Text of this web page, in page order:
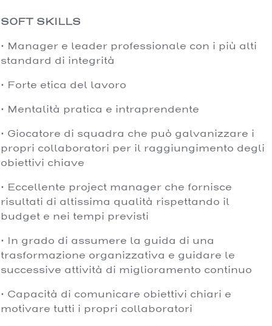
SOFT SKILLS
· Manager e leader professionale con i più alti
standard di integrità
· Forte etica del lavoro
· Mentalità pratica e intraprendente
· Giocatore di squadra che può galvanizzare i
propri collaboratori per il raggiungimento degli
obiettivi chiave
· Eccellente project manager che fornisce
risultati di altissima qualità rispettando il
budget e nei tempi previsti
· In grado di assumere la guida di una
trasformazione organizzativa e guidare le
successive attività di miglioramento continuo
· Capacità di comunicare obiettivi chiari e
motivare tutti i propri collaboratori